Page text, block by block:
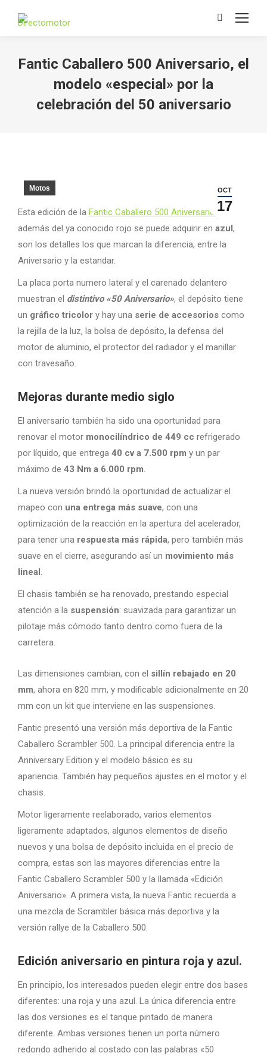
Search:
Fantic Caballero 500 Aniversario, el
modelo «especial» por la
celebración del 50 aniversario
OCT
17
Motos
Esta edición de la Fantic Caballero 500 Aniversario , que
además del ya conocido rojo se puede adquirir en azul,
son los detalles los que marcan la diferencia, entre la
Aniversario y la estandar.
La placa porta numero lateral y el carenado delantero
muestran el distintivo «50 Aniversario», el depósito tiene
un gráfico tricolor y hay una serie de accesorios como
la rejilla de la luz, la bolsa de depósito, la defensa del
motor de aluminio, el protector del radiador y el manillar
con travesaño.
Mejoras durante medio siglo
El aniversario también ha sido una oportunidad para
renovar el motor monocilíndrico de 449 cc refrigerado
por líquido, que entrega 40 cv a 7.500 rpm y un par
máximo de 43 Nm a 6.000 rpm.
La nueva versión brindó la oportunidad de actualizar el
mapeo con una entrega más suave, con una
optimización de la reacción en la apertura del acelerador,
para tener una respuesta más rápida, pero también más
suave en el cierre, asegurando así un movimiento más
lineal.
El chasis también se ha renovado, prestando especial
atención a la suspensión: suavizada para garantizar un
pilotaje más cómodo tanto dentro como fuera de la
carretera.
Las dimensiones cambian, con el sillín rebajado en 20
mm, ahora en 820 mm, y modificable adicionalmente en 20
mm con un kit que interviene en las suspensiones.
Fantic presentó una versión más deportiva de la Fantic
Caballero Scrambler 500. La principal diferencia entre la
Anniversary Edition y el modelo básico es su
apariencia. También hay pequeños ajustes en el motor y el
chasis.
Motor ligeramente reelaborado, varios elementos
ligeramente adaptados, algunos elementos de diseño
nuevos y una bolsa de depósito incluida en el precio de
compra, estas son las mayores diferencias entre la
Fantic Caballero Scrambler 500 y la llamada «Edición
Aniversario». A primera vista, la nueva Fantic recuerda a
una mezcla de Scrambler básica más deportiva y la
versión rallye de la Caballero 500.
Edición aniversario en pintura roja y azul.
En principio, los interesados ​​pueden elegir entre dos bases
diferentes: una roja y una azul. La única diferencia entre
las dos versiones es el tanque pintado de manera
diferente. Ambas versiones tienen un porta número
redondo adherido al costado con las palabras «50